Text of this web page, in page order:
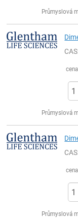
Průmyslová
Průmyslová
Průmyslová